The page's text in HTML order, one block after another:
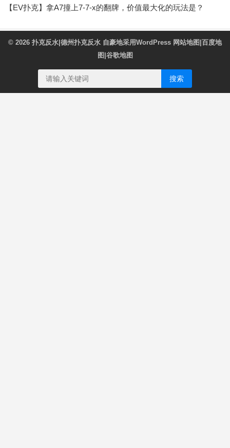
【EV扑克】拿A7撞上7-7-x的翻牌，价值最大化的玩法是？
© 2026 扑克反水|德州扑克反水 自豪地采用WordPress 网站地图|百度地
图|谷歌地图
搜索